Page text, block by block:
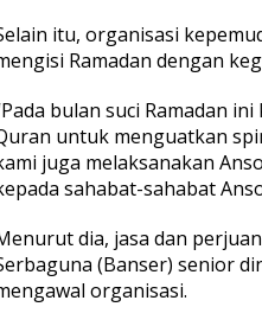
a
n
R
m
a
d
a
n
itu, organisasi
Ramadan dengan
bulan suci Ramadan
untuk menguatkan
juga melaksanakan
sahabat-sahabat
dia, jasa dan
(Banser) senior
organisasi.